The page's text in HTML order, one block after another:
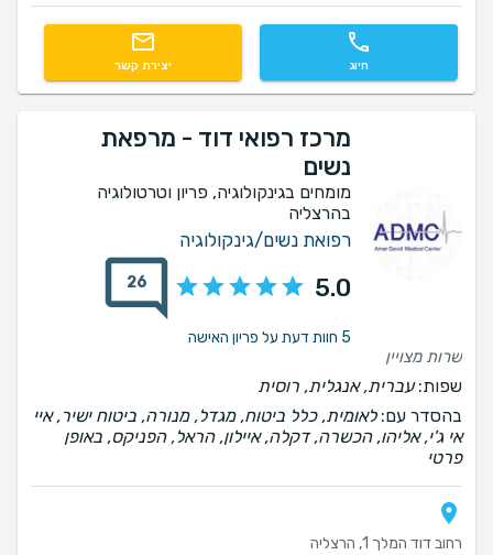
חיוג יצירת קשר
מרכז רפואי דוד - מרפאת
נשים
מומחים בגינקולוגיה, פריון וטרטולוגיה
בהרצליה
רפואת נשים/גינקולוגיה
5.0
26
5 חוות דעת על פריון האישה
שרות מצויין
שפות:עברית, אנגלית, רוסית
בהסדר עם:לאומית, כלל ביטוח, מגדל, מנורה, ביטוח ישיר, איי
אי ג'י, אליהו, הכשרה, דקלה, איילון, הראל, הפניקס, באופן
פרטי
רחוב דוד המלך 1, הרצליה